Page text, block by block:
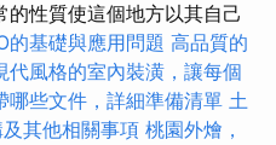
的性質使這個地方以其自己
的基礎與應用問題 高品質的
代風格的室內裝潢，讓每個
哪些文件，詳細準備清單 土
其他相關事項 桃園外燴，